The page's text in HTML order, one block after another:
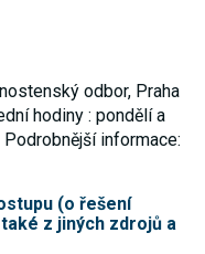
odbor, Praha
hodiny : pondělí a
informace:
(o řešení
z jiných zdrojů a